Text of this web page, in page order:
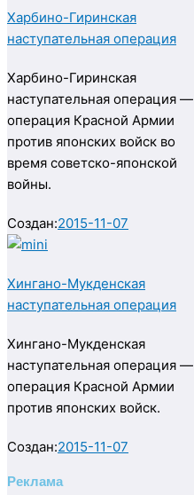
Харбино-Гиринская
наступательная операция
Харбино-Гиринская
наступательная операция —
операция Красной Армии
против японских войск во
время советско-японской
войны.
Создан:2015-11-07
Хингано-Мукденская
наступательная операция
Хингано-Мукденская
наступательная операция —
операция Красной Армии
против японских войск.
Создан:2015-11-07
Реклама